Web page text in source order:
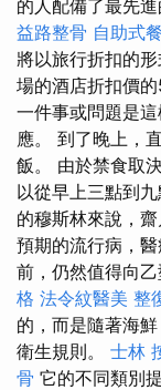
的人配備了最先
益路整骨 自助式
將以旅行折扣的
場的酒店折扣價
一件事或問題是
應。 到了晚上，
飯。 由於禁食取
以從早上三點到
的穆斯林來說，
預期的流行病，
前，仍然值得向
格 法令紋醫美 整
的，而是隨著海
衛生規則。 士林
骨 它的不同類別